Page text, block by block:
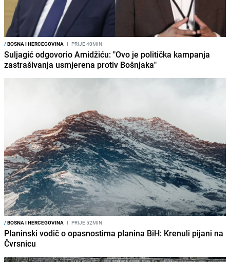
/BOSNA I HERCEGOVINA I PRIJE 40MIN
Suljagić odgovorio Amidžiću: "Ovo je politička kampanja
zastrašivanja usmjerena protiv Bošnjaka"
/BOSNA I HERCEGOVINA I PRIJE 52MIN
Planinski vodič o opasnostima planina BiH: Krenuli pijani na
Čvrsnicu